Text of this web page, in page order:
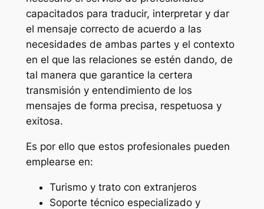
capacitados para traducir, interpretar y dar
el mensaje correcto de acuerdo a las
necesidades de ambas partes y el contexto
en el que las relaciones se estén dando, de
tal manera que garantice la certera
transmisión y entendimiento de los
mensajes de forma precisa, respetuosa y
exitosa.
Es por ello que estos profesionales pueden
emplearse en:
Turismo y trato con extranjeros
Soporte técnico especializado y